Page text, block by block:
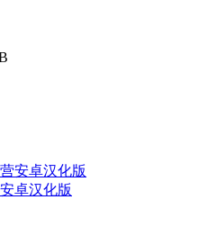
卓汉化版